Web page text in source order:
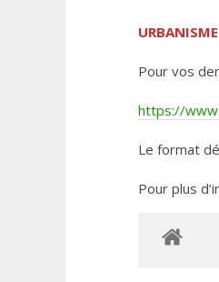
URBANISME
Pour vos
https://
Le format
Pour plus